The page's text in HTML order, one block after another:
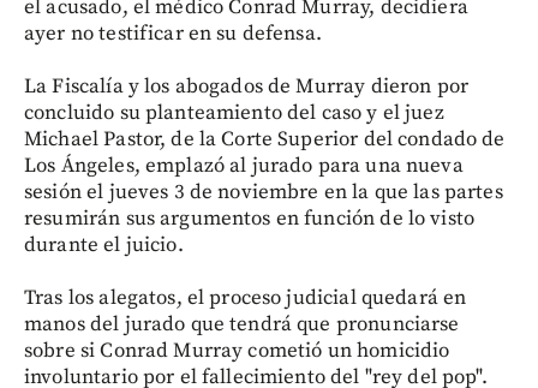
el acusado, el médico Conrad Murray, decidiera
ayer no testificar en su defensa.
La Fiscalía y los abogados de Murray dieron por
concluido su planteamiento del caso y el juez
Michael Pastor, de la Corte Superior del condado de
Los Ángeles, emplazó al jurado para una nueva
sesión el jueves 3 de noviembre en la que las partes
resumirán sus argumentos en función de lo visto
durante el juicio.
Tras los alegatos, el proceso judicial quedará en
manos del jurado que tendrá que pronunciarse
sobre si Conrad Murray cometió un homicidio
involuntario por el fallecimiento del "rey del pop".